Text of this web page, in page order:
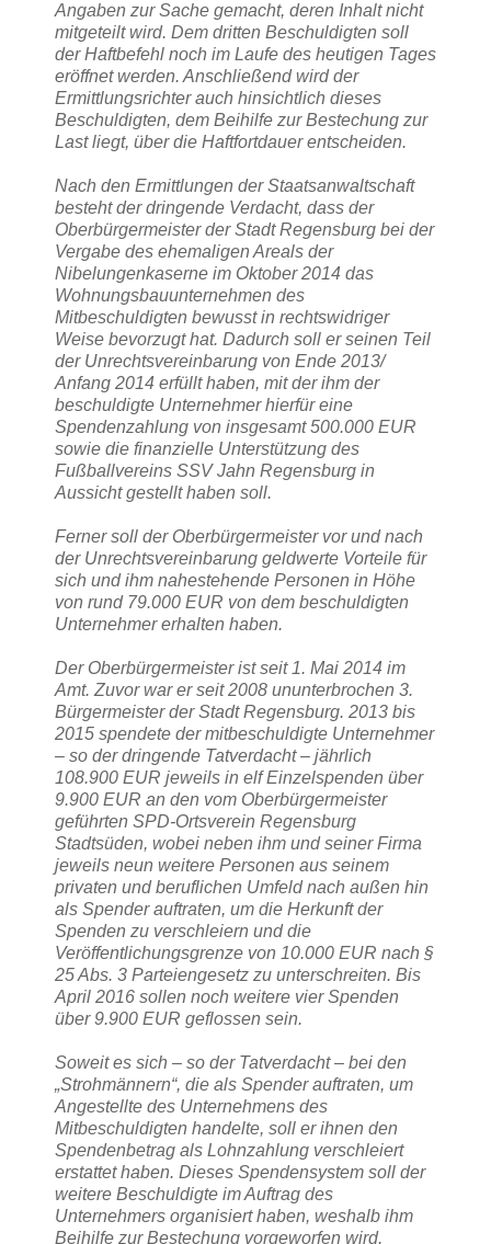
Angaben zur Sache gemacht, deren Inhalt nicht
mitgeteilt wird. Dem dritten Beschuldigten soll
der Haftbefehl noch im Laufe des heutigen Tages
eröffnet werden. Anschließend wird der
Ermittlungsrichter auch hinsichtlich dieses
Beschuldigten, dem Beihilfe zur Bestechung zur
Last liegt, über die Haftfortdauer entscheiden.
Nach den Ermittlungen der Staatsanwaltschaft
besteht der dringende Verdacht, dass der
Oberbürgermeister der Stadt Regensburg bei der
Vergabe des ehemaligen Areals der
Nibelungenkaserne im Oktober 2014 das
Wohnungsbauunternehmen des
Mitbeschuldigten bewusst in rechtswidriger
Weise bevorzugt hat. Dadurch soll er seinen Teil
der Unrechtsvereinbarung von Ende 2013/
Anfang 2014 erfüllt haben, mit der ihm der
beschuldigte Unternehmer hierfür eine
Spendenzahlung von insgesamt 500.000 EUR
sowie die finanzielle Unterstützung des
Fußballvereins SSV Jahn Regensburg in
Aussicht gestellt haben soll.
Ferner soll der Oberbürgermeister vor und nach
der Unrechtsvereinbarung geldwerte Vorteile für
sich und ihm nahestehende Personen in Höhe
von rund 79.000 EUR von dem beschuldigten
Unternehmer erhalten haben.
Der Oberbürgermeister ist seit 1. Mai 2014 im
Amt. Zuvor war er seit 2008 ununterbrochen 3.
Bürgermeister der Stadt Regensburg. 2013 bis
2015 spendete der mitbeschuldigte Unternehmer
– so der dringende Tatverdacht – jährlich
108.900 EUR jeweils in elf Einzelspenden über
9.900 EUR an den vom Oberbürgermeister
geführten SPD-Ortsverein Regensburg
Stadtsüden, wobei neben ihm und seiner Firma
jeweils neun weitere Personen aus seinem
privaten und beruflichen Umfeld nach außen hin
als Spender auftraten, um die Herkunft der
Spenden zu verschleiern und die
Veröffentlichungsgrenze von 10.000 EUR nach §
25 Abs. 3 Parteiengesetz zu unterschreiten. Bis
April 2016 sollen noch weitere vier Spenden
über 9.900 EUR geflossen sein.
Soweit es sich – so der Tatverdacht – bei den
„Strohmännern“, die als Spender auftraten, um
Angestellte des Unternehmens des
Mitbeschuldigten handelte, soll er ihnen den
Spendenbetrag als Lohnzahlung verschleiert
erstattet haben. Dieses Spendensystem soll der
weitere Beschuldigte im Auftrag des
Unternehmers organisiert haben, weshalb ihm
Beihilfe zur Bestechung vorgeworfen wird.